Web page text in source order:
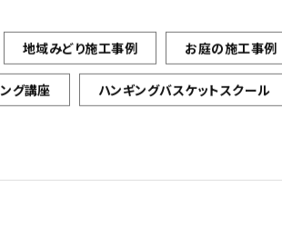
地域みどり施工事例 お庭の施工事例
グ講座 ハンギングバスケットスクール